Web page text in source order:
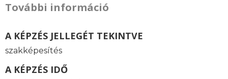
További információ
A KÉPZÉS JELLEGÉT TEKINTVE
szakképesítés
A KÉPZÉS IDŐ